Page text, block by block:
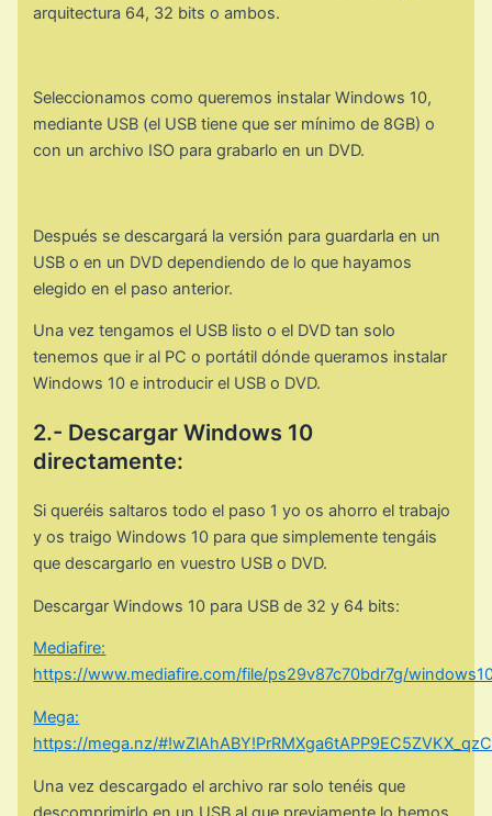
arquitectura 64, 32 bits o ambos.
Seleccionamos como queremos instalar Windows 10,
mediante USB (el USB tiene que ser mínimo de 8GB) o
con un archivo ISO para grabarlo en un DVD.
Después se descargará la versión para guardarla en un
USB o en un DVD dependiendo de lo que hayamos
elegido en el paso anterior.
Una vez tengamos el USB listo o el DVD tan solo
tenemos que ir al PC o portátil dónde queramos instalar
Windows 10 e introducir el USB o DVD.
2.- Descargar Windows 10
directamente:
Si queréis saltaros todo el paso 1 yo os ahorro el trabajo
y os traigo Windows 10 para que simplemente tengáis
que descargarlo en vuestro USB o DVD.
Descargar Windows 10 para USB de 32 y 64 bits:
Mediafire:
https://www.mediafire.com/file/ps29v87c70bdr7g/
Mega:
https://mega.nz/
Una vez descargado el archivo rar solo tenéis que